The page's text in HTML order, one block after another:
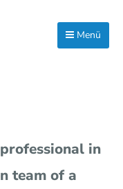
Menü
in
team of a